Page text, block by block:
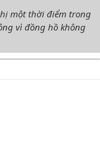
một thời điểm trong
vì đồng hồ không